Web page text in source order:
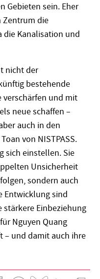
Gebieten sein. Eher
Zentrum die
die Kanalisation und
nicht der
bestehende
und mit
neue schaffen –
auch in den
von NISTPASS.
sich einstellen. Sie
Unsicherheit
sondern auch
Entwicklung sind
Einbeziehung
Nguyen Quang
– und damit auch ihre